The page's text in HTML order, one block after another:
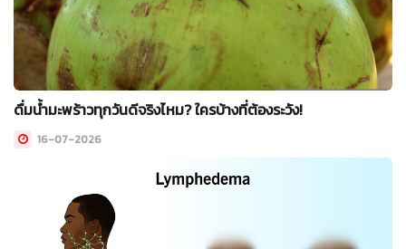
ดื่มน้ำมะพร้าวทุกวันดีจริงไหม? ใครบ้างที่ต้องระวัง!
16-07-2026